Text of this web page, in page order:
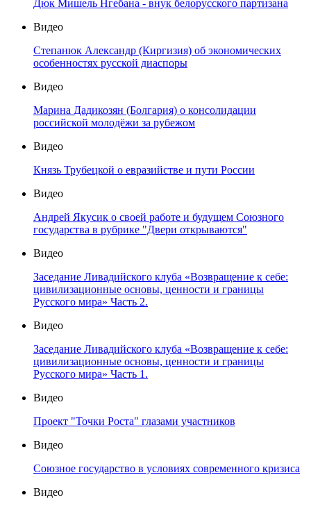
Дюк Мишель Нгебана - внук белорусского партизана
Видео
Степанюк Александр (Киргизия) об экономических
особенностях русской диаспоры
Видео
Марина Дадикозян (Болгария) о консолидации
российской молодёжи за рубежом
Видео
Князь Трубецкой о евразийстве и пути России
Видео
Андрей Якусик о своей работе и будущем Союзного
государства в рубрике "Двери открываются"
Видео
Заседание Ливадийского клуба «Возвращение к себе:
цивилизационные основы, ценности и границы
Русского мира» Часть 2.
Видео
Заседание Ливадийского клуба «Возвращение к себе:
цивилизационные основы, ценности и границы
Русского мира» Часть 1.
Видео
Проект "Точки Роста" глазами участников
Видео
Союзное государство в условиях современного кризиса
Видео